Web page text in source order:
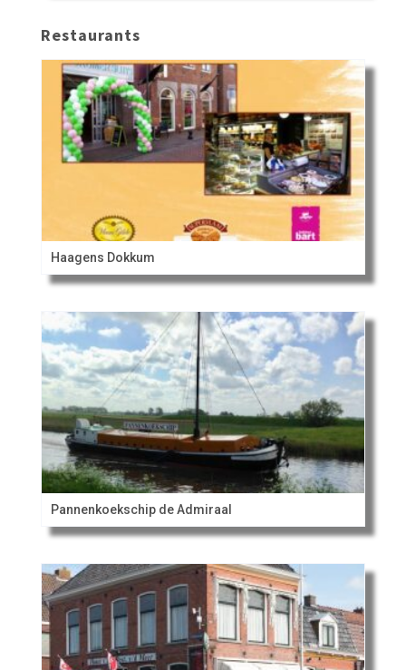
Restaurants
Haagens Dokkum
Pannenkoekschip de Admiraal